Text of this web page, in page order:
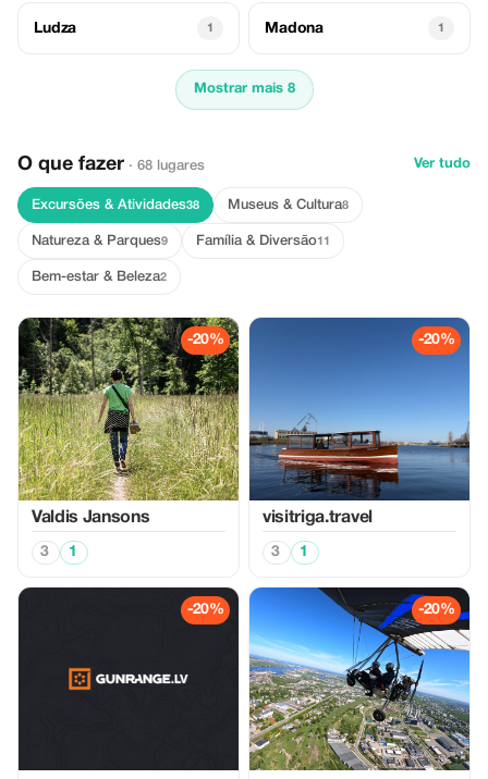
Ludza 1 Madona 1
Mostrar mais 8
O que fazer · 68 lugares Ver tudo
Excursões & Atividades38 Museus & Cultura8
Natureza & Parques9 Família & Diversão11
Bem-estar & Beleza2
-20%
Valdis Jansons
3 1
-20%
visitriga.travel
3 1
-20% -20%